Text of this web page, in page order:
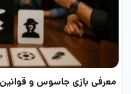
معرفی بازی جاسوس و قوانین